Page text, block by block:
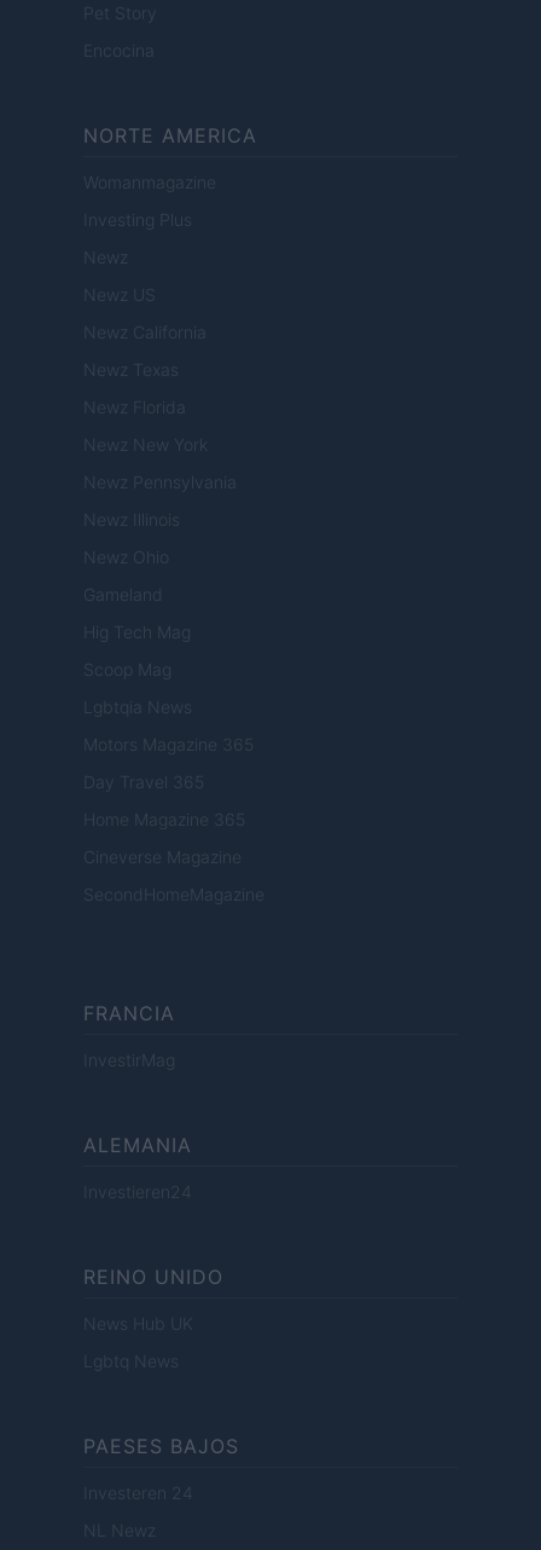
Pet Story
Encocina
NORTE AMERICA
Womanmagazine
Investing Plus
Newz
Newz US
Newz California
Newz Texas
Newz Florida
Newz New York
Newz Pennsylvania
Newz Illinois
Newz Ohio
Gameland
Hig Tech Mag
Scoop Mag
Lgbtqia News
Motors Magazine 365
Day Travel 365
Home Magazine 365
Cineverse Magazine
SecondHomeMagazine
FRANCIA
InvestirMag
ALEMANIA
Investieren24
REINO UNIDO
News Hub UK
Lgbtq News
PAESES BAJOS
Investeren 24
NL Newz